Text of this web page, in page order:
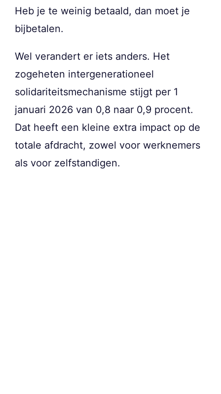
Heb je te weinig betaald, dan moet je
bijbetalen.
Wel verandert er iets anders. Het
zogeheten intergenerationeel
solidariteitsmechanisme stijgt per 1
januari 2026 van 0,8 naar 0,9 procent.
Dat heeft een kleine extra impact op de
totale afdracht, zowel voor werknemers
als voor zelfstandigen.